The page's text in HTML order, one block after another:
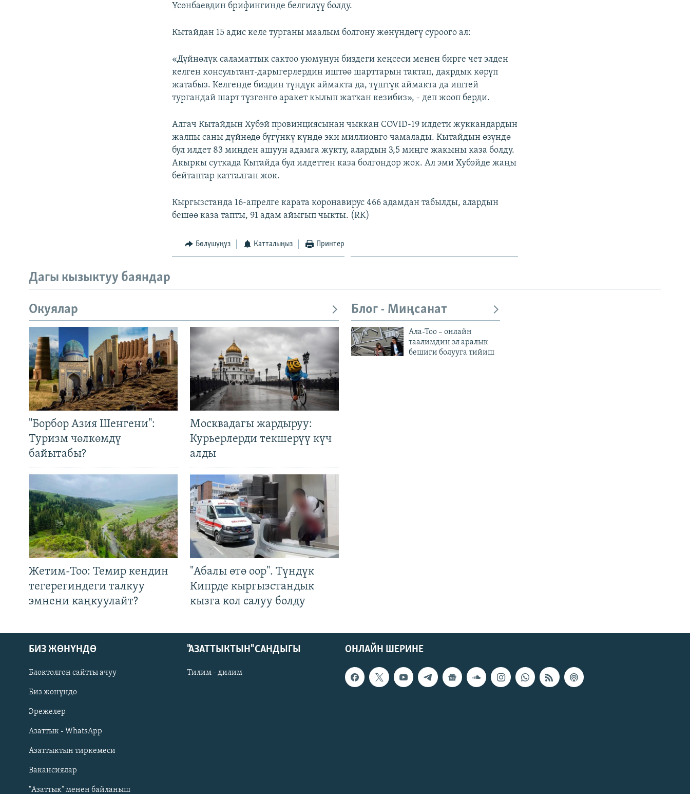
Русский
ОНЛАЙН ШЕРИНЕ
Үсөнбаевдин брифингинде белгилүү болду.
Кытайдан 15 адис келе турганы маалым болгону жөнүндөгү суроого ал:
«Дүйнөлүк саламаттык сактоо уюмунун биздеги кеңсеси менен бирге чет элден
келген консультант-дарыгерлердин иштөө шарттарын тактап, даярдык көрүп
жатабыз. Келгенде биздин түндүк аймакта да, түштүк аймакта да иштей
тургандай шарт түзгөнгө аракет кылып жаткан кезибиз», - деп жооп берди.
Алгач Кытайдын Хубэй провинциясынан чыккан COVID-19 илдети жуккандардын
жалпы саны дүйнөдө бүгүнкү күндө эки миллионго чамалады. Кытайдын өзүндө
бул илдет 83 миңден ашуун адамга жукту, алардын 3,5 миңге жакыны каза болду.
Акыркы суткада Кытайда бул илдеттен каза болгондор жок. Ал эми Хубэйде жаңы
бейтаптар катталган жок.
Кыргызстанда 16-апрелге карата коронавирус 466 адамдан табылды, алардын
бешөө каза тапты, 91 адам айыгып чыкты. (RK)
Бөлүшүңүз Катталыңыз Принтер
Дагы кызыктуу баяндар
Окуялар
"Борбор Азия Шенгени":
Туризм чөлкөмдү
байытабы?
Москвадагы жардыруу:
Курьерлерди текшерүү күч
алды
Жетим-Тоо: Темир кендин
тегерегиндеги талкуу
эмнени каңкуулайт?
"Абалы өтө оор". Түндүк
Кипрде кыргызстандык
кызга кол салуу болду
Блог - Миңсанат
Ала-Тоо – онлайн
таалимдин эл аралык
бешиги болууга тийиш
ОНЛАЙН ШЕРИНЕ
БИЗ ЖӨНҮНДӨ
Блоктолгон сайтты ачуу
Биз жөнүндө
Эрежелер
Азаттык - WhatsApp
Азаттыктын тиркемеси
Вакансиялар
"Азаттык" менен байланыш
"АЗАТТЫКТЫН" САНДЫГЫ
Тилим - дилим